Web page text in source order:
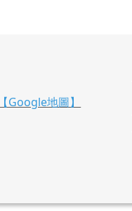
【Google地圖】